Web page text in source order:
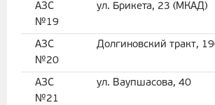
АЗС
№19
ул. Брикета, 23 (МКАД)
АЗС
№20
Долгиновский тракт,
АЗС
№21
ул. Ваупшасова, 40